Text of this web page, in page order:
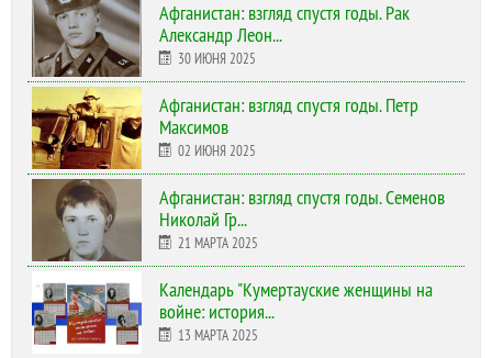
Афганистан: взгляд спустя годы. Рак
Александр Леон...
30 ИЮНЯ 2025
Афганистан: взгляд спустя годы. Петр
Максимов
02 ИЮНЯ 2025
Афганистан: взгляд спустя годы. Семенов
Николай Гр...
21 МАРТА 2025
Календарь "Кумертауские женщины на
войне: история...
13 МАРТА 2025